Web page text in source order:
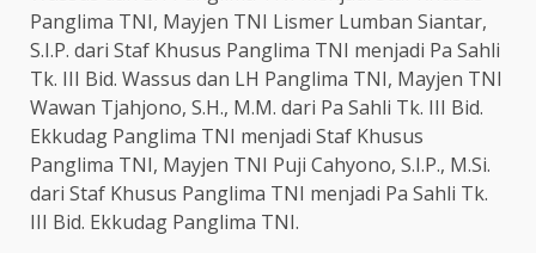
Panglima TNI, Mayjen TNI Lismer Lumban Siantar,
S.I.P. dari Staf Khusus Panglima TNI menjadi Pa Sahli
Tk. III Bid. Wassus dan LH Panglima TNI, Mayjen TNI
Wawan Tjahjono, S.H., M.M. dari Pa Sahli Tk. III Bid.
Ekkudag Panglima TNI menjadi Staf Khusus
Panglima TNI, Mayjen TNI Puji Cahyono, S.I.P., M.Si.
dari Staf Khusus Panglima TNI menjadi Pa Sahli Tk.
III Bid. Ekkudag Panglima TNI.